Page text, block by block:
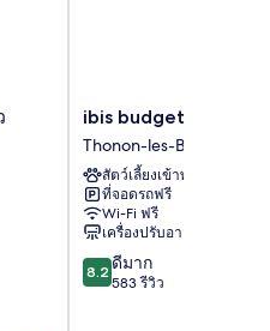
ibis
budget
Thonon
Les
Bains
Thonon-
les-
Bains
ibis budget Thonon
Thonon-les-Bains
สัตว์เลี้ยงเข้าพักได้
ที่จอดรถฟรี
Wi-Fi ฟรี
เครื่องปรับอากาศ
8.2
จาก
8.2 ดีมาก
583 รีวิว